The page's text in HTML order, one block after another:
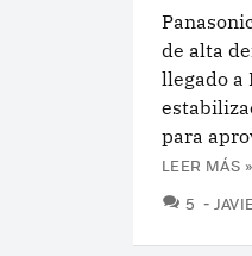
de alta
llegado a
para
LEER MÁS »
5